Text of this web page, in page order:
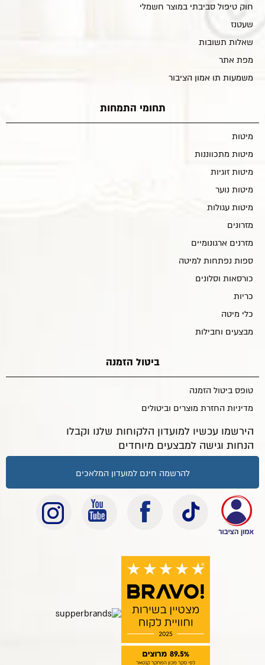
חוק טיפול סביבתי במוצר חשמלי
שעטנז
שאלות תשובות
מפת אתר
משמעות תו אמון הציבור
תחומי התמחות
מיטות
מיטות מתכווננות
מיטות זוגיות
מיטות נוער
מיטות עגולות
מזרונים
מזרנים ארגונומיים
ספות נפתחות למיטה
כורסאות וסלונים
כריות
כלי מיטה
מבצעים וחבילות
ביטול הזמנה
טופס ביטול הזמנה
מדיניות החזרת מוצרים וביטולים
הירשמו עכשיו למועדון הלקוחות שלנו וקבלו
הנחות וגישה למבצעים מיוחדים
להרשמה חינם למועדון המלאכים